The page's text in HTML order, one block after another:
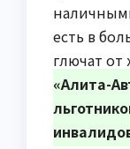
есть в
глючат
«Алита-